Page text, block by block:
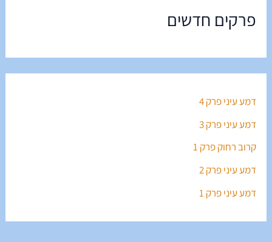
פרקים חדשים
דמע עיני פרק 4
דמע עיני פרק 3
קרוב רחוק פרק 1
דמע עיני פרק 2
דמע עיני פרק 1